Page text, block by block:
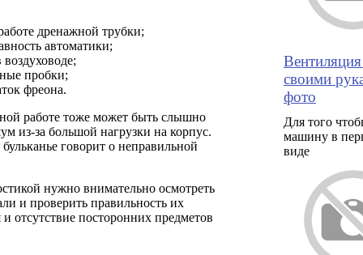
дренажной трубки;
автоматики;
пробки;
фреона.
работе тоже может быть слышно
из-за большой нагрузки на корпус.
говорит о неправильной
нужно внимательно осмотреть
и проверить правильность их
отсутствие посторонних предметов
своими
фото
Для того
машину в
виде